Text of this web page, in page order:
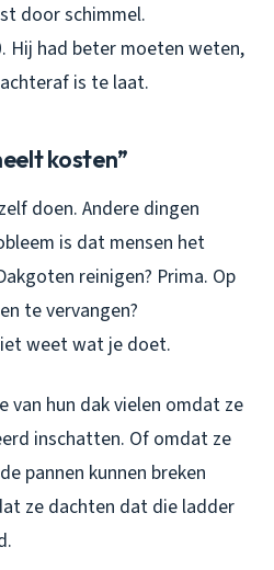
door schimmel.
Hij had beter moeten weten,
is te laat.
kosten”
doen. Andere dingen
is dat mensen het
reinigen? Prima. Op
te vervangen?
weet wat je doet.
van hun dak vielen omdat ze
inschatten. Of omdat ze
pannen kunnen breken
ze dachten dat die ladder